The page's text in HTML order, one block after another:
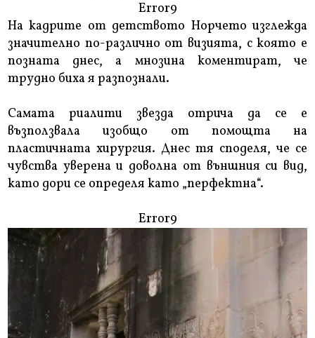
Error9
На кадрите от детството Норчето изглежда
значително по-различно от визията, с която е
позната днес, а мнозина коментират, че
трудно биха я разпознали.
Самата риалити звезда отрича да се е
възползвала изобщо от помощта на
пластичната хирургия. Днес тя споделя, че се
чувства уверена и доволна от външния си вид,
като дори се определя като „перфектна“.
Error9